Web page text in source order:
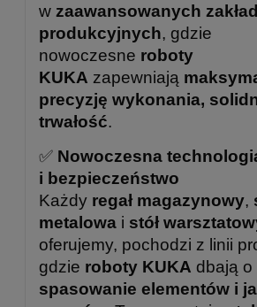
w zaawansowanych
produkcyjnych, gdzie
nowoczesne roboty
KUKA zapewniają
precyzję wykonania,
trwałość.
✅ Nowoczesna
i bezpieczeństwo
Każdy regał magazynowy,
metalowa i stół
oferujemy, pochodzi z linii
gdzie roboty KUKA dbają o
spasowanie elementów i